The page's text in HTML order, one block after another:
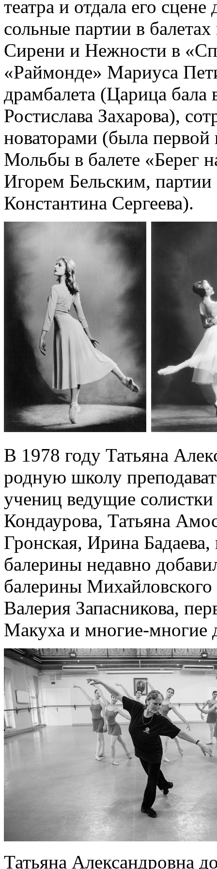
театра и отдала его
сольные партии в
Сирени и Нежности в
«Раймонде» Мариуса
драмбалета (Царица
Ростислава Захарова),
новаторами (была
Мольбы в балете «Берег
Игорем Бельским,
Константина Сергеева).
В 1978 году Татьяна
родную школу
учениц ведущие
Кондаурова, Татьяна
Гронская, Ирина
балерины недавно
балерины
Валерия Запасникова,
Макуха и многие-многие
Татьяна Александровна